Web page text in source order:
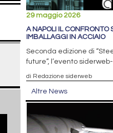
29 maggio 2026
A NAPOLI IL CONFRONTO
IMBALLAGGI IN ACCIAIO
Seconda edizione di
future”, l’evento
di Redazione siderweb
Altre News